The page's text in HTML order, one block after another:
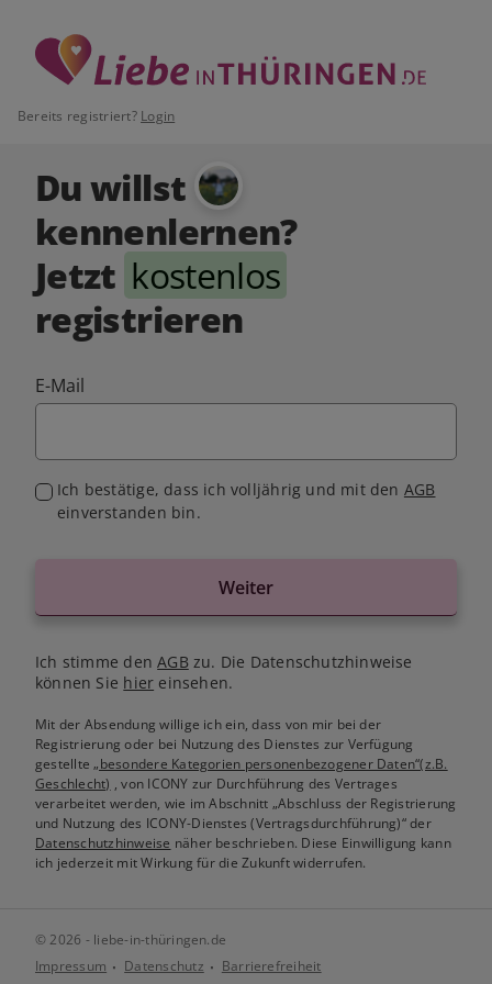
Bereits registriert? Login
Du willst
kennenlernen?
Jetzt kostenlos
registrieren
E-Mail
Ich bestätige, dass ich volljährig und mit den AGB
einverstanden bin.
Weiter
Ich stimme denAGB zu. Die Datenschutzhinweise
können Sie hier einsehen.
Mit der Absendung willige ich ein, dass von mir bei der
Registrierung oder bei Nutzung des Dienstes zur Verfügung
gestellte„besondere Kategorien personenbezogener Daten“(z.B.
Geschlecht) , von ICONY zur Durchführung des Vertrages
verarbeitet werden, wie im Abschnitt „Abschluss der Registrierung
und Nutzung des ICONY-Dienstes (Vertragsdurchführung)“ der
Datenschutzhinweise näher beschrieben. Diese Einwilligung kann
ich jederzeit mit Wirkung für die Zukunft widerrufen.
© 2026 - liebe-in-thüringen.de
Impressum
Datenschutz Barrierefreiheit